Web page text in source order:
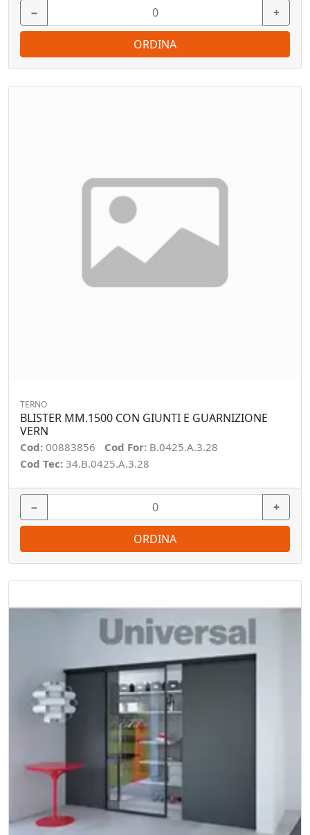
− +
ORDINA
TERNO
BLISTER MM.1500 CON GIUNTI E GUARNIZIONE
VERN
Cod: 00883856 Cod For: B.0425.A.3.28
Cod Tec: 34.B.0425.A.3.28
− +
ORDINA